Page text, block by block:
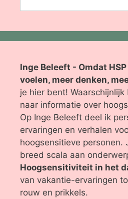
Inge Beleeft - Omdat
voelen, meer denken,
je hier bent!
naar informatie over
Op Inge Beleeft deel ik
ervaringen en verhalen
hoogsensitieve personen.
breed scala aan
Hoogsensitiviteit in het
van vakantie-ervaringen
rouw en prikkels.